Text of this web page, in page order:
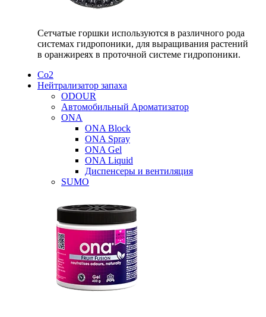
Сетчатые горшки используются в различного рода
системах гидропоники, для выращивания растений
в оранжиреях в проточной системе гидропоники.
Со2
Нейтрализатор запаха
ODOUR
Автомобильный Ароматизатор
ONA
ONA Block
ONA Spray
ONA Gel
ONA Liquid
Диспенсеры и вентиляция
SUMO